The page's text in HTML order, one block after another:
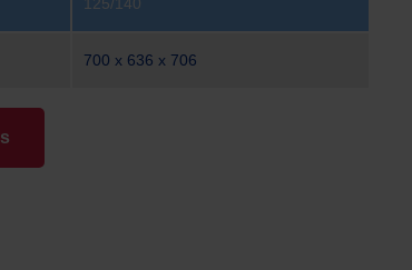
700 x 636 x 706